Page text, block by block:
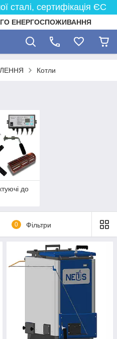
сталі, сертифікація ЄС
ЕНЕРГОСПОЖИВАННЯ
Котли
до
0 Фільтри